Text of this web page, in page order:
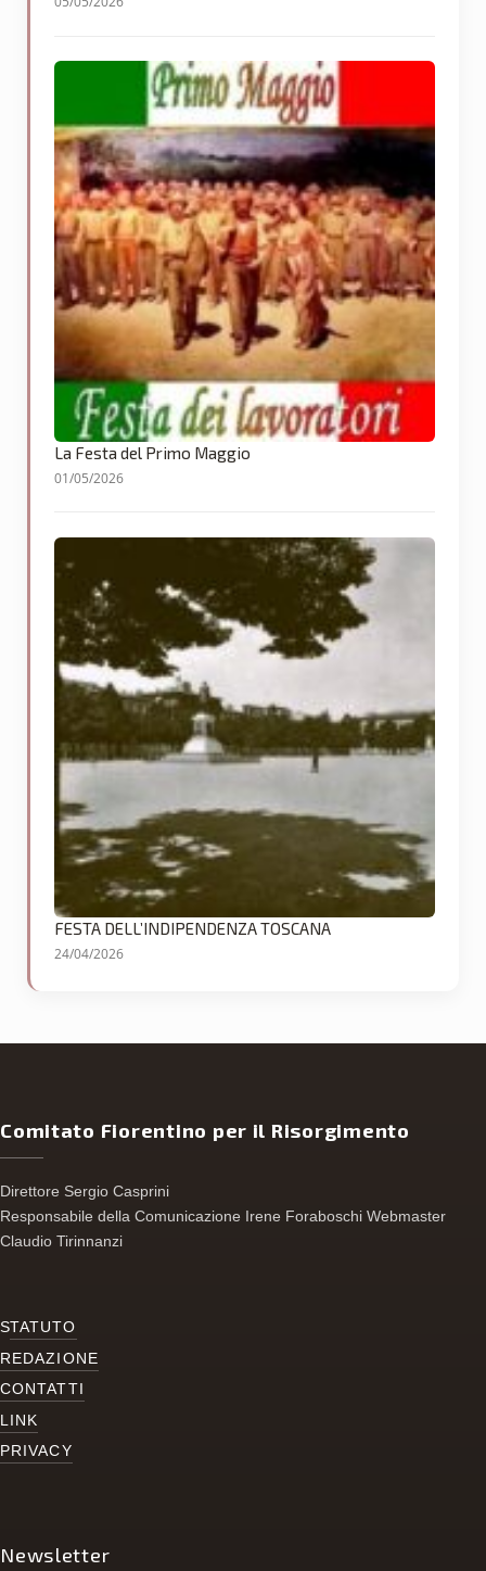
La Festa del Primo Maggio
01/05/2026
FESTA DELL’INDIPENDENZA TOSCANA
24/04/2026
Comitato Fiorentino per il Risorgimento
Direttore Sergio Casprini
Responsabile della Comunicazione Irene Foraboschi Webmaster
Claudio Tirinnanzi
STATUTO
REDAZIONE
CONTATTI
LINK
PRIVACY
Newsletter